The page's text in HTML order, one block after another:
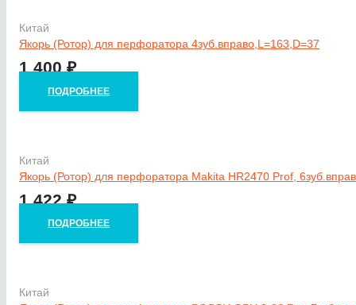
Китай
Якорь (Ротор) для перфоратора 4зуб.вправо,L=163,D=37
1 400₽
ПОДРОБНЕЕ
Китай
Якорь (Ротор) для перфоратора Makita HR2470 Prof,
1 422₽
ПОДРОБНЕЕ
Китай